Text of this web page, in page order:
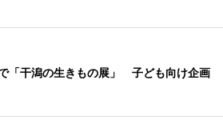
「干潟の生きもの展」 子ども向け企画